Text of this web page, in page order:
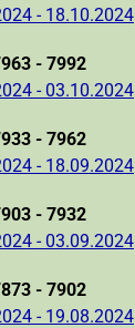
- 18.10.2024
- 7992
- 03.10.2024
- 7962
- 18.09.2024
- 7932
- 03.09.2024
- 7902
- 19.08.2024